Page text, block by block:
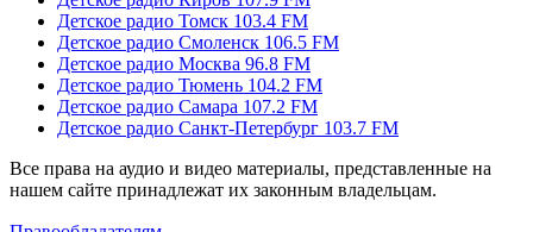
Детское радио Томск 103.4 FM
Детское радио Смоленск 106.5 FM
Детское радио Москва 96.8 FM
Детское радио Тюмень 104.2 FM
Детское радио Самара 107.2 FM
Детское радио Санкт-Петербург 103.7 FM
Все права на аудио и видео материалы, представленные на
нашем сайте принадлежат их законным владельцам.